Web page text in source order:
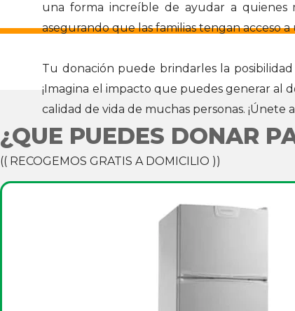
una forma increíble de ayudar a quienes
asegurando que las familias tengan acceso
Tu donación puede brindarles la
¡Imagina el impacto que puedes generar al
calidad de vida de muchas personas.
¿QUE PUEDES DONAR
(( RECOGEMOS GRATIS A DOMICILIO ))